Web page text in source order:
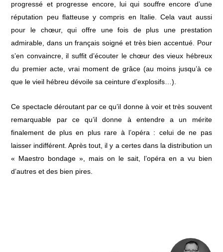
progressé et progresse encore, lui qui souffre encore d’une
réputation peu flatteuse y compris en Italie. Cela vaut aussi
pour le chœur, qui offre une fois de plus une prestation
admirable, dans un français soigné et très bien accentué. Pour
s’en convaincre, il suffit d’écouter le chœur des vieux hébreux
du premier acte, vrai moment de grâce (au moins jusqu’à ce
que le vieil hébreu dévoile sa ceinture d’explosifs…).
Ce spectacle déroutant par ce qu’il donne à voir et très souvent
remarquable par ce qu’il donne à entendre a un mérite
finalement de plus en plus rare à l’opéra : celui de ne pas
laisser indifférent. Après tout, il y a certes dans la distribution un
« Maestro bondage », mais on le sait, l’opéra en a vu bien
d’autres et des bien pires.